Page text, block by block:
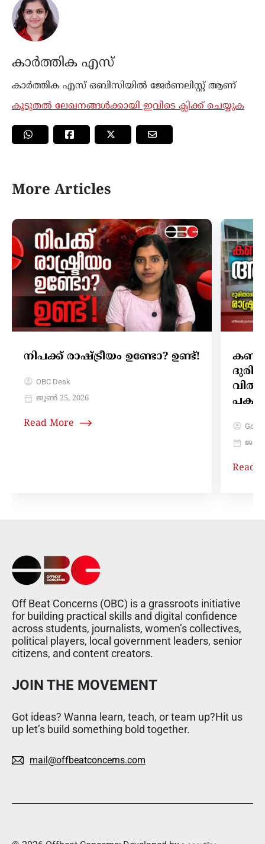
കാർത്തിക എസ്
കാര്‍ത്തിക എസ് ഒബിസിയിൽ ജേർണലിസ്റ്റ് ആണ്
കൂടുതൽ ലേഖനങ്ങൾക്കായി ഇവിടെ ക്ലിക്ക് ചെയ്യുക
More Articles
നിപക്ക് രാഷ്ട്രീയം ഉണ്ടോ? ഉണ്ട്!
OBC Desk
ജൂൺ 25, 2026
Read More
Read
Off Beat Concerns (OBC) is a grassroots initiative
for building practical skills and digital confidence
across students, journalists, women’s collectives,
political players, local government leaders, senior
citizens, and content creators.
JOIN THE MOVEMENT
Got ideas? Wanna learn, teach, or team up?Hit us
up let’s build something bold together.
mail@offbeatconcerns.com